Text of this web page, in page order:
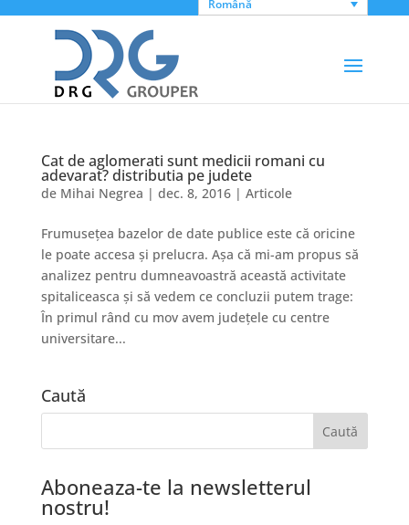
Română
Cat de aglomerati sunt medicii romani cu
adevarat? distributia pe judete
de Mihai Negrea | dec. 8, 2016| Articole
Frumusețea bazelor de date publice este că oricine
le poate accesa și prelucra. Așa că mi-am propus să
analizez pentru dumneavoastră această activitate
spitaliceasca și să vedem ce concluzii putem trage:
În primul rând cu mov avem județele cu centre
universitare...
Caută
Aboneaza-te la newsletterul
nostru!